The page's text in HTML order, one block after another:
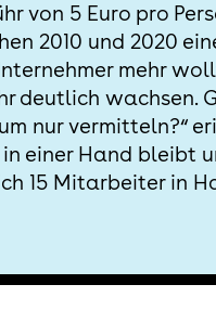
von 5 Euro pro
2010 und 2020
mehr
deutlich wachsen.
nur vermitteln?“
einer Hand bleibt
15 Mitarbeiter in